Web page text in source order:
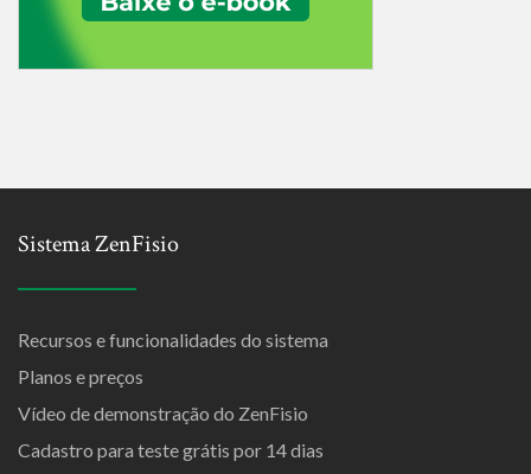
Sistema ZenFisio
Recursos e funcionalidades do sistema
Planos e preços
Vídeo de demonstração do ZenFisio
Cadastro para teste grátis por 14 dias